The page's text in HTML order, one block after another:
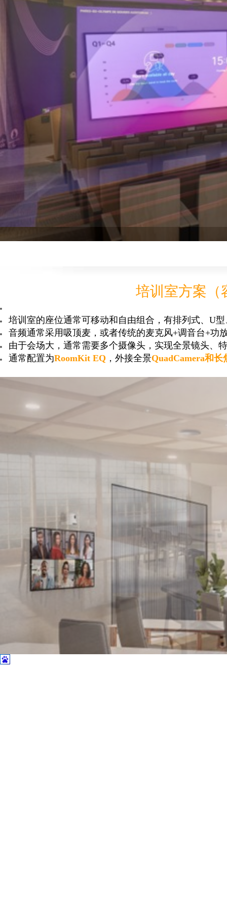
培训室方案（
培训室的座位通常可移动和自由组合，有排列式、U
音频通常采用吸顶麦，或者传统的麦克风+调音台+功
由于会场大，通常需要多个摄像头，实现全景镜头、
通常配置为RoomKit EQ ，外接全景QuadCamera和